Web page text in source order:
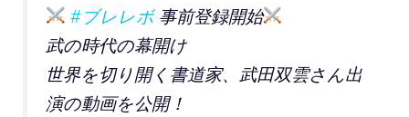
#ブレレボ事前登録開始
武の時代の幕開け
世界を切り開く書道家、武田双雲さん出
演の動画を公開！